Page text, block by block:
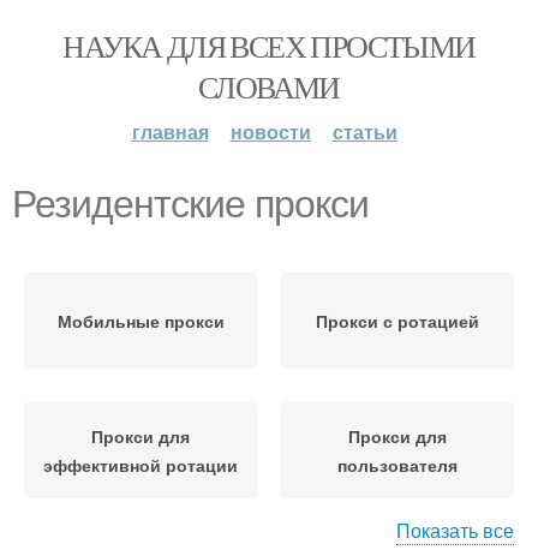
НАУКА ДЛЯ ВСЕХ ПРОСТЫМИ
СЛОВАМИ
главная новости статьи
Резидентские прокси
Мобильные прокси Прокси с ротацией
Прокси для
эффективной ротации
Прокси для
пользователя
Показать все